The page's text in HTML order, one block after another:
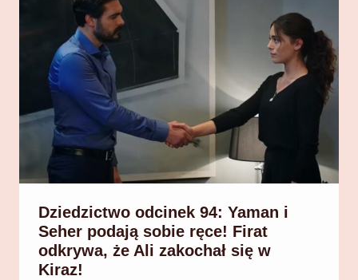
Dziedzictwo odcinek 94: Yaman i
Seher podają sobie ręce! Firat
odkrywa, że Ali zakochał się w
Kiraz!